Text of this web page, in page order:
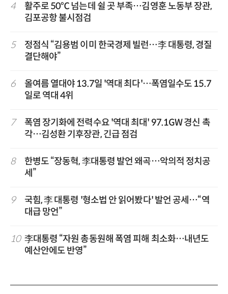
4
활주로 50℃ 넘는데 쉴 곳 부족…김영훈 노동부 장관,
김포공항 불시점검
5
정점식 “김용범 이미 한국경제 빌런…李 대통령, 경질
결단해야”
6
올여름 열대야 13.7일 '역대 최다'…폭염일수도 15.7
일로 역대 4위
7
폭염 장기화에 전력수요 '역대 최대' 97.1GW 경신 촉
각…김성환 기후장관, 긴급 점검
8
한병도 “장동혁, 李대통령 발언 왜곡…악의적 정치공
세”
9
국힘, 李 대통령 '형소법 안 읽어봤다' 발언 공세…“역
대급 망언”
10 李대통령 “자원 총동원해 폭염 피해 최소화…내년도
예산안에도 반영”